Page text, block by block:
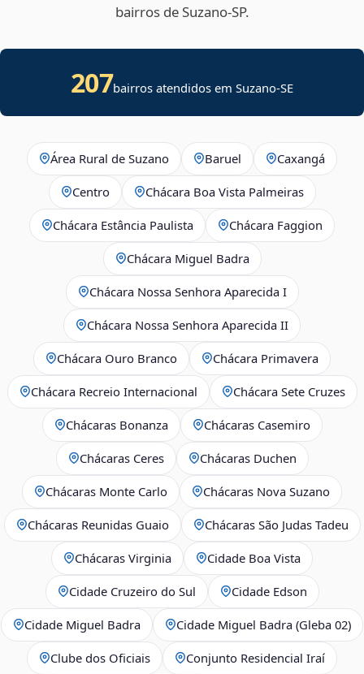
bairros de Suzano‑SP.
207bairros atendidos emSuzano-SE
Área Rural de Suzano Baruel Caxangá
Centro Chácara Boa Vista Palmeiras
Chácara Estância Paulista Chácara Faggion
Chácara Miguel Badra
Chácara Nossa Senhora Aparecida I
Chácara Nossa Senhora Aparecida II
Chácara Ouro Branco Chácara Primavera
Chácara Recreio Internacional Chácara Sete Cruzes
Chácaras Bonanza Chácaras Casemiro
Chácaras Ceres Chácaras Duchen
Chácaras Monte Carlo Chácaras Nova Suzano
Chácaras Reunidas Guaio Chácaras São Judas Tadeu
Chácaras Virginia Cidade Boa Vista
Cidade Cruzeiro do Sul Cidade Edson
Cidade Miguel Badra Cidade Miguel Badra (Gleba 02)
Clube dos Oficiais Conjunto Residencial Iraí